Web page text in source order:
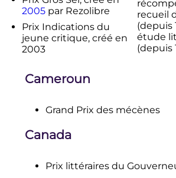
2005par Rezolibre
Prix Indications du
jeune critique, créé en
2003
recueil
(depuis
étude
(depuis
Cameroun
Grand Prix des mécènes
Canada
Prix littéraires du